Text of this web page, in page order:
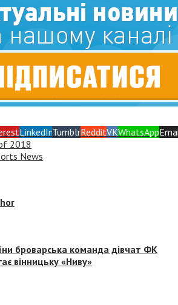
LinkedInTumblrRedditVKWhatsApp
2018
News
броварська команда дівчат ФК
вінницьку «Ниву»